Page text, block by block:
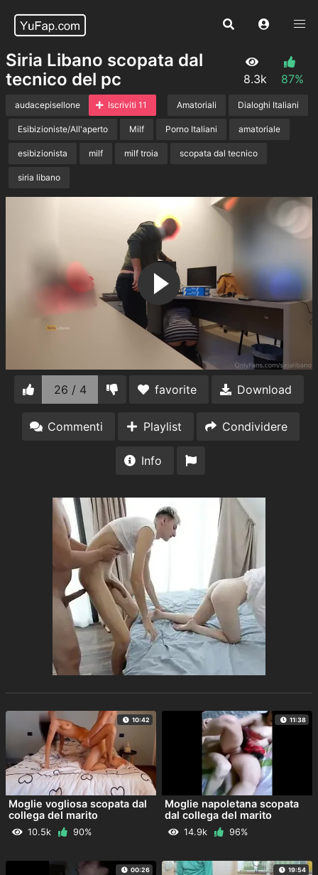
Siria Libano scopata dal
tecnico del pc
8.3k 87%
audacepisellone Iscriviti 11 Amatoriali Dialoghi Italiani
Esibizioniste/All'aperto Milf Porno Italiani amatoriale
esibizionista milf milf troia scopata dal tecnico
siria libano
26 / 4 favorite Download
Commenti Playlist Condividere
Info
10:42
Moglie vogliosa scopata dal
collega del marito
10.5k 90%
11:38
Moglie napoletana scopata
dal collega del marito
14.9k 96%
00:26 19:54